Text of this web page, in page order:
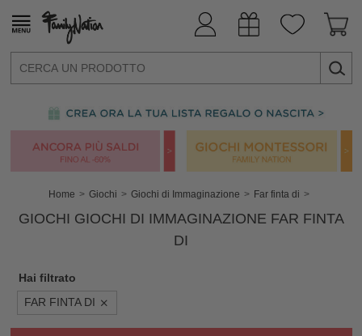
Home Giochi Giochi di Immaginazione Far finta di
GIOCHI GIOCHI DI IMMAGINAZIONE FAR FINTA
DI
Hai filtrato
FAR FINTA DI